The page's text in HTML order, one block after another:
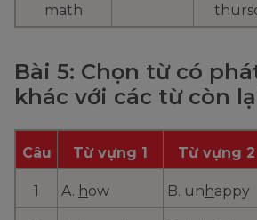
math
Bài 5: Chọn từ có
khác với các từ còn
Câu Từ vựng 1 Từ vựng 2
1 A. how B. un happy